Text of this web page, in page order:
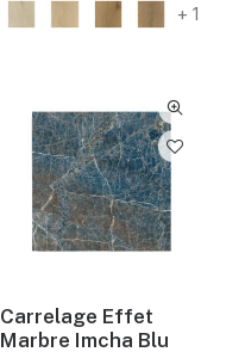
+ 1
Carrelage Effet
Marbre Imcha Blu